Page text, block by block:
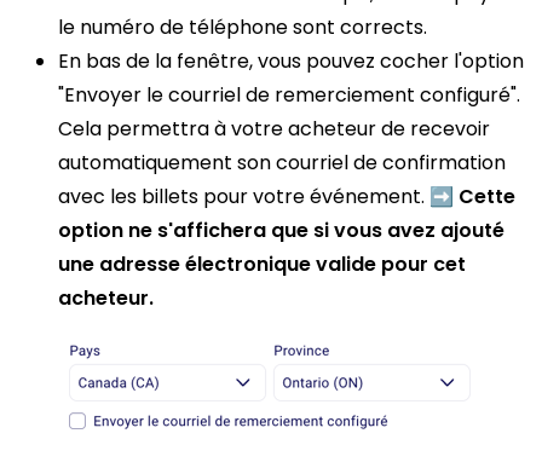
le numéro de téléphone sont corrects.
En bas de la fenêtre, vous pouvez cocher l'option
"Envoyer le courriel de remerciement configuré".
Cela permettra à votre acheteur de recevoir
automatiquement son courriel de confirmation
avec les billets pour votre événement. ➡️ Cette
option ne s'affichera que si vous avez ajouté
une adresse électronique valide pour cet
acheteur.